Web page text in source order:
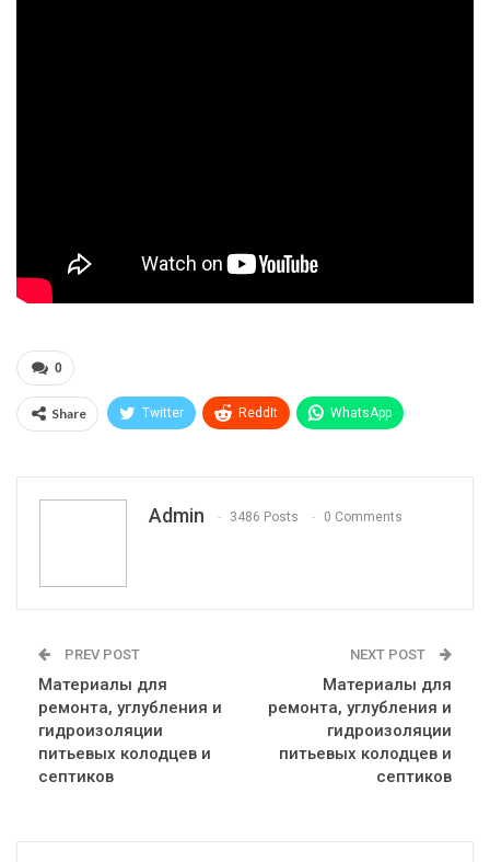
0
Share Twitter ReddIt WhatsApp
Admin 3486 Posts 0 Comments
PREV POST
Материалы для
ремонта, углубления и
гидроизоляции
питьевых колодцев и
септиков
NEXT POST
Материалы для
ремонта, углубления и
гидроизоляции
питьевых колодцев и
септиков